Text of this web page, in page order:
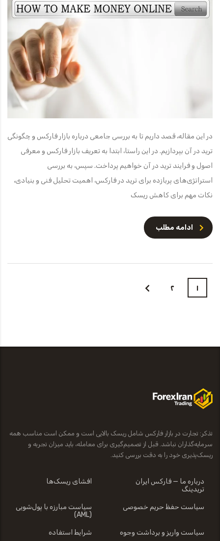
در این مقاله، قصد داریم تا به بررسی جامعی درباره بازار فارکس و چگونگی
ترید در آن بپردازیم. در این راستا، ابتدا به تعریف بازار فارکس و معرفی
اصول و فرایند ترید در آن خواهیم پرداخت. سپس، به بررسی
استراتژی‌های پربازده برای ترید در فارکس، اهمیت تحلیل فنی و بنیادی،
نکات مهم برای کاهش ریسک
ادامه مطلب
۱ ۲
تذکر: تجارت در بازار فارکس شامل ریسک بالایی است و ممکن است مناسب همه
سرمایه‌گذاران نباشد. قبل از تصمیم‌گیری برای معامله، باید میزان تجربه و
ریسک‌پذیری خود را به دقت بررسی کنید.
درباره ما — فارکس ایران
تریدینگ
افشای ریسک‌ها
سیاست حفظ حریم خصوصی
سیاست مبارزه با پول‌شویی
(AML)
سیاست واریز و برداشت وجوه شرایط استفاده